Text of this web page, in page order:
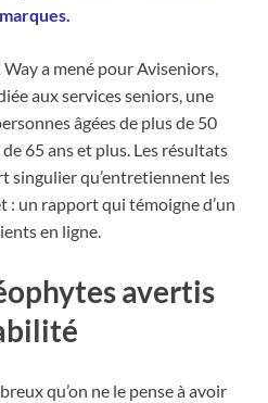
a mené pour Aviseniors,
aux services seniors, une
âgées de plus de 50
65 ans et plus. Les résultats
singulier qu’entretiennent les
: un rapport qui témoigne d’un
en ligne.
avertis
qu’on ne le pense à avoir